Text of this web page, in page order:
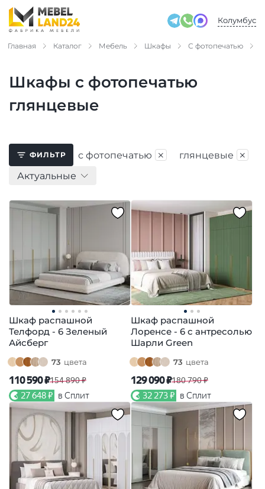
Колумбус
Главная Каталог Мебель Шкафы С фотопечатью
Шкафы с фотопечатью
глянцевые
ФИЛЬТР с фотопечатью × глянцевые ×
Актуальные
Шкаф распашной
Телфорд - 6 Зеленый
Айсберг
73 цвета
110 590 ₽154 890 ₽
27 648 ₽ в Сплит
Шкаф распашной
Лоренсе - 6 с антресолью
Шарли Green
73 цвета
129 090 ₽180 790 ₽
32 273 ₽ в Сплит